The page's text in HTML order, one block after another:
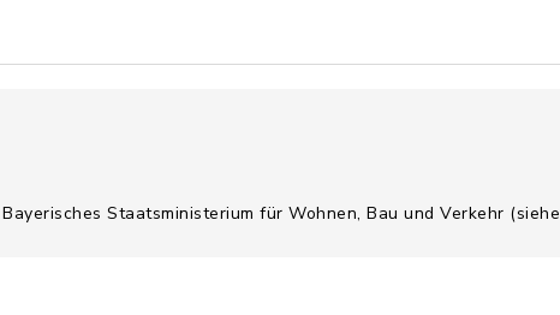
Staatsministerium für Wohnen, Bau und Verkehr (siehe